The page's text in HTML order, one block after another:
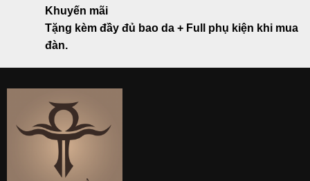
Khuyến mãi
Tặng kèm đầy đủ bao da + Full phụ kiện khi mua
đàn.